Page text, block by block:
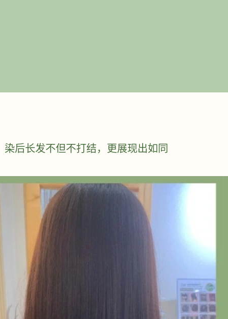
后长发不但不打结，更展现出如同